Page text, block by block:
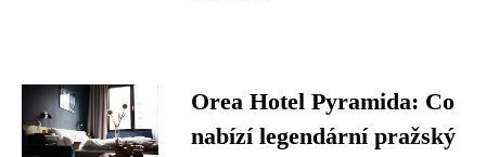
Orea Hotel Pyramida: Co
nabízí legendární pražský